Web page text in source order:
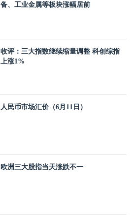
备、工业金属等板块涨幅居前
收评：三大指数继续缩量调整 科创综指
上涨1%
人民币市场汇价（6月11日）
欧洲三大股指当天涨跌不一